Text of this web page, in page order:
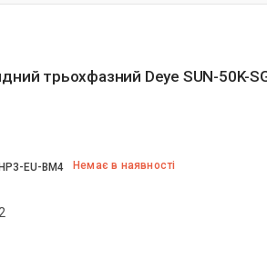
трьохфазний Deye SUN-50K-
EU-BM4 Немає в наявності